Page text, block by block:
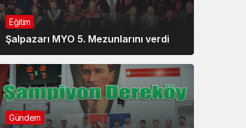
Eğitim
Şalpazarı MYO 5. Mezunlarını verdi
Gündem